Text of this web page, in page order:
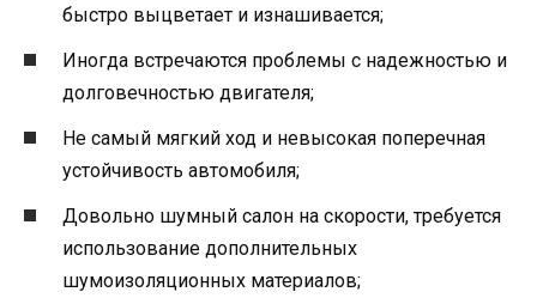
быстро выцветает и изнашивается;
Иногда встречаются проблемы с надежностью и
долговечностью двигателя;
Не самый мягкий ход и невысокая поперечная
устойчивость автомобиля;
Довольно шумный салон на скорости, требуется
использование дополнительных
шумоизоляционных материалов;